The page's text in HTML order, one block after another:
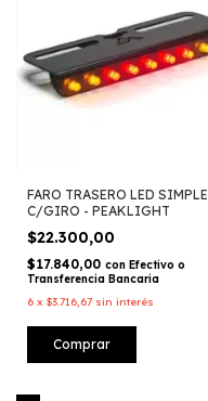
FARO TRASERO LED SIMPLE
C/GIRO - PEAKLIGHT
$22.300,00
$17.840,00 con Efectivo o
Transferencia Bancaria
6 x $3.716,67 sin interés